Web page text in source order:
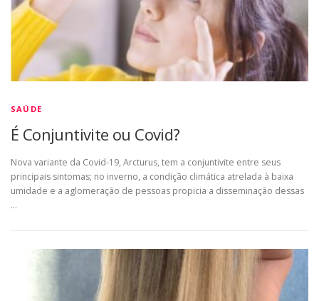
SAÚDE
É Conjuntivite ou Covid?
Nova variante da Covid-19, Arcturus, tem a conjuntivite entre seus
principais sintomas; no inverno, a condição climática atrelada à baixa
umidade e a aglomeração de pessoas propicia a disseminação dessas
…